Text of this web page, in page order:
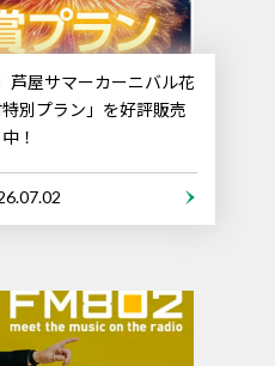
芦屋サマーカーニバル花
別プラン」を好評販売
中！